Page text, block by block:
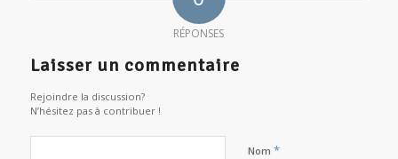
RÉPONSES
Laisser un commentaire
Rejoindre la discussion?
N’hésitez pas à contribuer !
Nom *